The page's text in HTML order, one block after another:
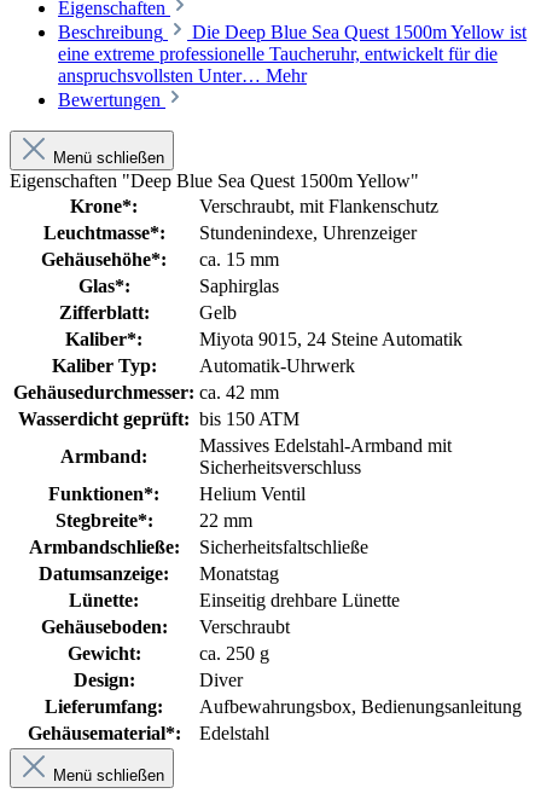
Eigenschaften
Beschreibung
Die Deep Blue Sea Quest 1500m Yellow ist
eine extreme professionelle Taucheruhr, entwickelt für die
anspruchsvollsten Unter… Mehr
Bewertungen
Menü schließen
Eigenschaften "Deep Blue Sea Quest 1500m Yellow"
Krone*:
Verschraubt, mit Flankenschutz
Leuchtmasse*:
Stundenindexe, Uhrenzeiger
Gehäusehöhe*:
ca. 15 mm
Glas*:
Saphirglas
Zifferblatt:
Gelb
Kaliber*:
Miyota 9015, 24 Steine Automatik
Kaliber Typ:
Automatik-Uhrwerk
Gehäusedurchmesser: ca. 42 mm
Wasserdicht geprüft: bis 150 ATM
Armband:
Massives Edelstahl-Armband mit
Sicherheitsverschluss
Funktionen*:
Helium Ventil
Stegbreite*:
22 mm
Armbandschließe:
Sicherheitsfaltschließe
Datumsanzeige:
Monatstag
Lünette:
Einseitig drehbare Lünette
Gehäuseboden:
Verschraubt
Gewicht:
ca. 250 g
Design:
Diver
Lieferumfang:
Aufbewahrungsbox, Bedienungsanleitung
Gehäusematerial*:
Edelstahl
Menü schließen